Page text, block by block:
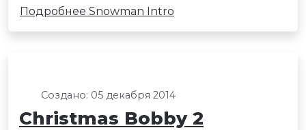
Подробнее Snowman Intro
Создано: 05 декабря 2014
Christmas Bobby 2